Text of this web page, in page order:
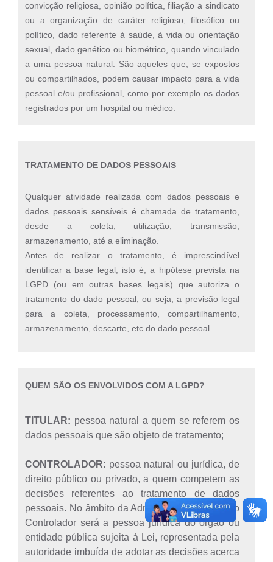
convicção religiosa, opinião política, filiação a sindicato
ou a organização de caráter religioso, filosófico ou
político, dado referente à saúde, à vida ou orientação
sexual, dado genético ou biométrico, quando vinculado
a uma pessoa natural. São aqueles que, se expostos
ou compartilhados, podem causar impacto para a vida
pessoal e/ou profissional, como por exemplo os dados
registrados por um hospital ou médico.
TRATAMENTO DE DADOS PESSOAIS
Qualquer atividade realizada com dados pessoais e
dados pessoais sensíveis é chamada de tratamento,
desde a coleta, utilização, transmissão,
armazenamento, até a eliminação.
Antes de realizar o tratamento, é imprescindível
identificar a base legal, isto é, a hipótese prevista na
LGPD (ou em outras bases legais) que autoriza o
tratamento do dado pessoal, ou seja, a previsão legal
para a coleta, processamento, compartilhamento,
armazenamento, descarte, etc do dado pessoal.
QUEM SÃO OS ENVOLVIDOS COM A LGPD?
TITULAR: pessoa natural a quem se referem os
dados pessoais que são objeto de tratamento;
CONTROLADOR: pessoa natural ou jurídica, de
direito público ou privado, a quem competem as
decisões referentes ao tratamento de dados
pessoais. No âmbito da Administração Pública, o
Controlador será a pessoa jurídica do órgão ou
entidade pública sujeita à Lei, representada pela
autoridade imbuída de adotar as decisões acerca